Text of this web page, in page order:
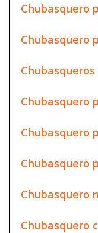
Chubasquero
Chubasquero
Chubasquero
Chubasquero
Chubasquero
Chubasquero
Chubasquero